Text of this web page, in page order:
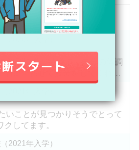
コミ
の個別指導が特徴で、自分の体調
的に合わせて授業をしてくれま
いことが見つかりそうでとって
してます。
（2021年入学）